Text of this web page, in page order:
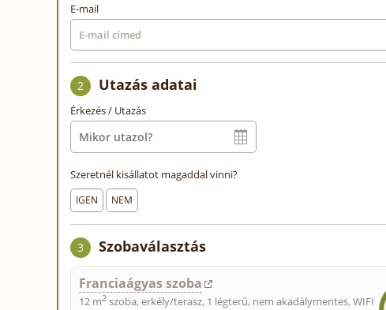
E-mail
2 Utazás adatai
Érkezés / Utazás
Szeretnél kisállatot magaddal vinni?
IGEN NEM
3 Szobaválasztás
Franciaágyas szoba
12 m2 szoba, erkély/terasz, 1 légterű, nem akadálymentes, WIFI